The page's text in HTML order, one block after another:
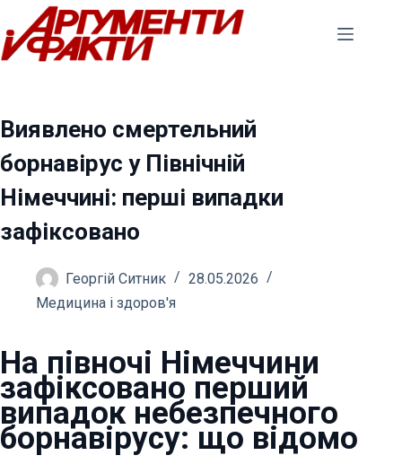
Перейти
до
вмісту
Виявлено смертельний
борнавірус у Північній
Німеччині: перші випадки
зафіксовано
Георгій Ситник
28.05.2026
Медицина і здоров'я
На півночі Німеччини
зафіксовано перший
випадок небезпечного
борнавірусу: що відомо